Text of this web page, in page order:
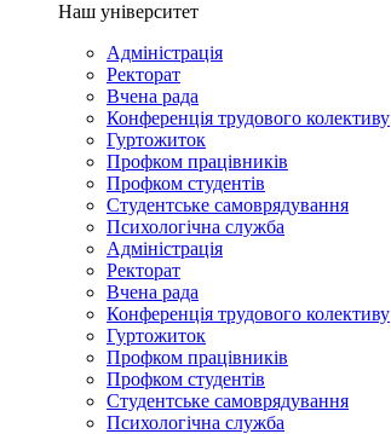
Наш університет
Адміністрація
Ректорат
Вчена рада
Конференція трудового колективу
Гуртожиток
Профком працівників
Профком студентів
Студентське самоврядування
Психологічна служба
Адміністрація
Ректорат
Вчена рада
Конференція трудового колективу
Гуртожиток
Профком працівників
Профком студентів
Студентське самоврядування
Психологічна служба